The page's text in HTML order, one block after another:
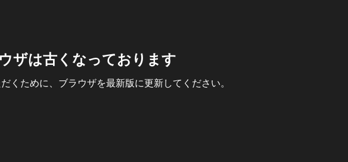
ザは古くなっております
くために、ブラウザを最新版に更新してください。